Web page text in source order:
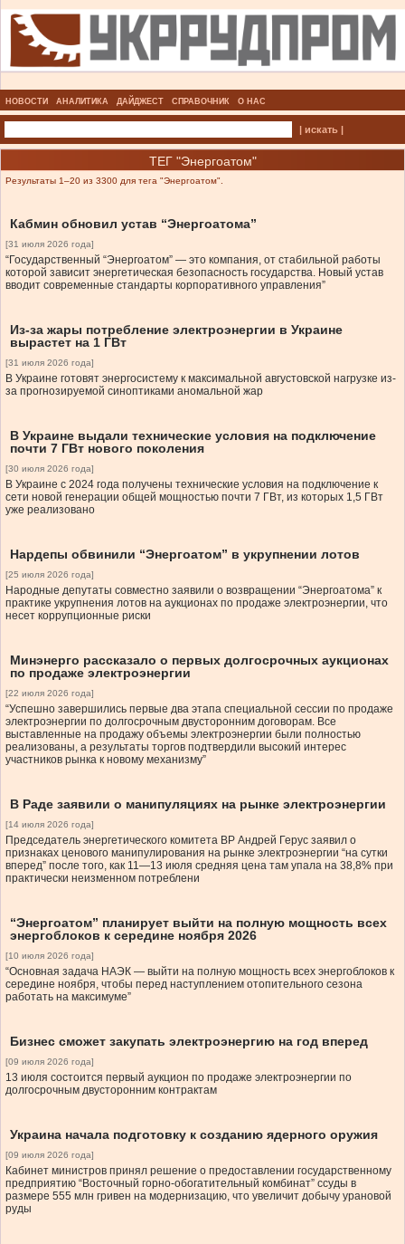
НОВОСТИ АНАЛИТИКА ДАЙДЖЕСТ СПРАВОЧНИК О НАС
| искать |
ТЕГ "Энергоатом"
Результаты 1–20 из 3300 для тега "Энергоатом".
Кабмин обновил устав “Энергоатома”
[31 июля 2026 года]
“Государственный “Энергоатом” — это компания, от стабильной работы
которой зависит энергетическая безопасность государства. Новый устав
вводит современные стандарты корпоративного управления”
Из-за жары потребление электроэнергии в Украине
вырастет на 1 ГВт
[31 июля 2026 года]
В Украине готовят энергосистему к максимальной августовской нагрузке из-
за прогнозируемой синоптиками аномальной жар
В Украине выдали технические условия на подключение
почти 7 ГВт нового поколения
[30 июля 2026 года]
В Украине с 2024 года получены технические условия на подключение к
сети новой генерации общей мощностью почти 7 ГВт, из которых 1,5 ГВт
уже реализовано
Нардепы обвинили “Энергоатом” в укрупнении лотов
[25 июля 2026 года]
Народные депутаты совместно заявили о возвращении “Энергоатома” к
практике укрупнения лотов на аукционах по продаже электроэнергии, что
несет коррупционные риски
Минэнерго рассказало о первых долгосрочных аукционах
по продаже электроэнергии
[22 июля 2026 года]
“Успешно завершились первые два этапа специальной сессии по продаже
электроэнергии по долгосрочным двусторонним договорам. Все
выставленные на продажу объемы электроэнергии были полностью
реализованы, а результаты торгов подтвердили высокий интерес
участников рынка к новому механизму”
В Раде заявили о манипуляциях на рынке электроэнергии
[14 июля 2026 года]
Председатель энергетического комитета ВР Андрей Герус заявил о
признаках ценового манипулирования на рынке электроэнергии “на сутки
вперед” после того, как 11—13 июля средняя цена там упала на 38,8% при
практически неизменном потреблени
“Энергоатом” планирует выйти на полную мощность всех
энергоблоков к середине ноября 2026
[10 июля 2026 года]
“Основная задача НАЭК — выйти на полную мощность всех энергоблоков к
середине ноября, чтобы перед наступлением отопительного сезона
работать на максимуме”
Бизнес сможет закупать электроэнергию на год вперед
[09 июля 2026 года]
13 июля состоится первый аукцион по продаже электроэнергии по
долгосрочным двусторонним контрактам
Украина начала подготовку к созданию ядерного оружия
[09 июля 2026 года]
Кабинет министров принял решение о предоставлении государственному
предприятию “Восточный горно-обогатительный комбинат” ссуды в
размере 555 млн гривен на модернизацию, что увеличит добычу урановой
руды